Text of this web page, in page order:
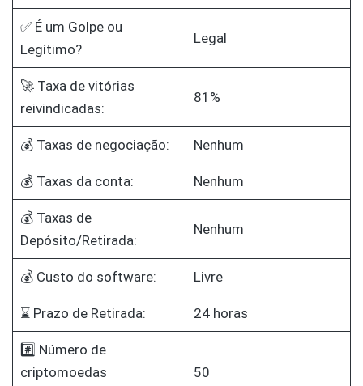
✅ É um Golpe ou
Legítimo?
Legal
🚀 Taxa de vitórias
reivindicadas:
81%
💰 Taxas de negociação: Nenhum
💰 Taxas da conta: Nenhum
💰 Taxas de
Depósito/Retirada:
Nenhum
💰 Custo do software: Livre
⌛ Prazo de Retirada: 24 horas
#️⃣ Número de
criptomoedas
50